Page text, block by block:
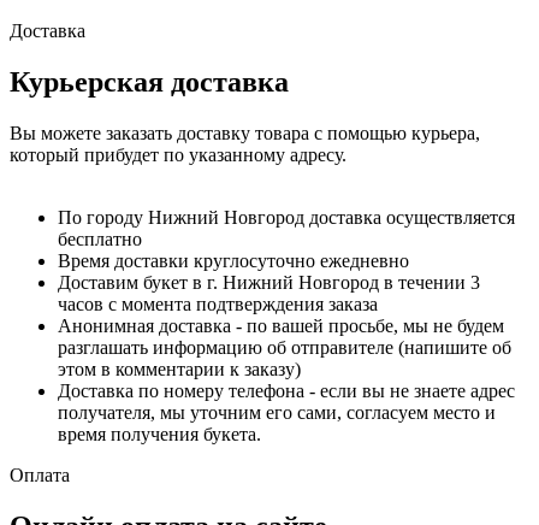
Доставка
Курьерская доставка
Вы можете заказать доставку товара с помощью курьера,
который прибудет по указанному адресу.
По городу Нижний Новгород доставка осуществляется
бесплатно
Время доставки круглосуточно ежедневно
Доставим букет в г. Нижний Новгород в течении 3
часов с момента подтверждения заказа
Анонимная доставка - по вашей просьбе, мы не будем
разглашать информацию об отправителе (напишите об
этом в комментарии к заказу)
Доставка по номеру телефона - если вы не знаете адрес
получателя, мы уточним его сами, согласуем место и
время получения букета.
Оплата